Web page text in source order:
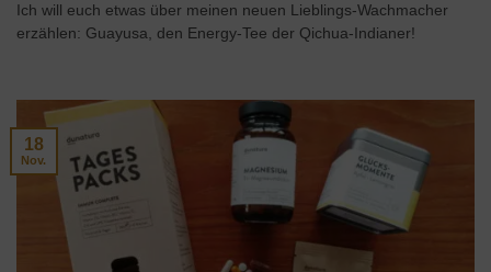
Ich will euch etwas über meinen neuen Lieblings-Wachmacher
erzählen: Guayusa, den Energy-Tee der Qichua-Indianer!
18
Nov.